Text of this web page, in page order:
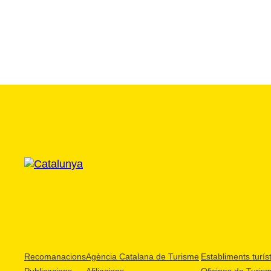
RecomanacionsAgència Catalana de Turisme Establiments